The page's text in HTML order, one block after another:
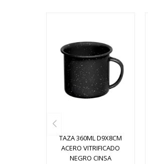
TAZA 360ML D9X8CM
ACERO VITRIFICADO
NEGRO CINSA